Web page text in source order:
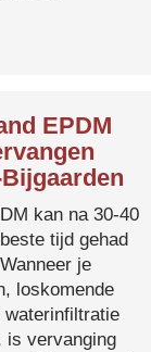
EPDM
kan na 30-40
tijd gehad
je
loskomende
waterinfiltratie
is vervanging